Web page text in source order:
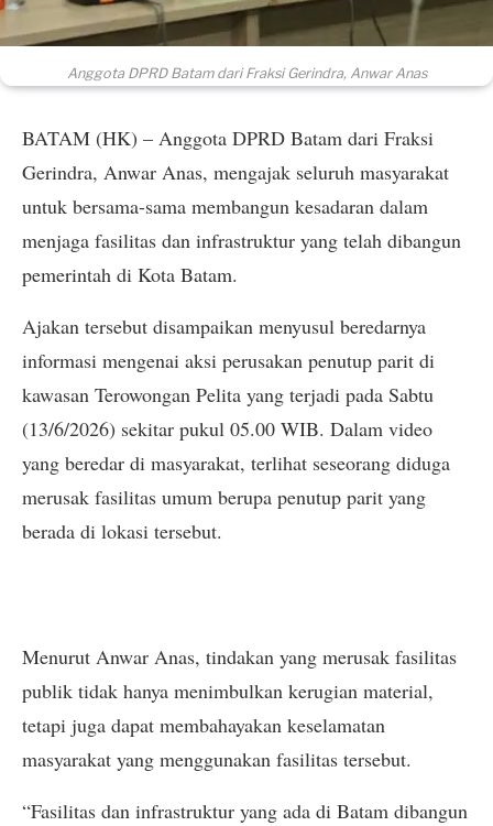
Anggota DPRD Batam dari Fraksi Gerindra, Anwar Anas
BATAM (HK) – Anggota DPRD Batam dari Fraksi
Gerindra, Anwar Anas, mengajak seluruh masyarakat
untuk bersama-sama membangun kesadaran dalam
menjaga fasilitas dan infrastruktur yang telah dibangun
pemerintah di Kota Batam.
Ajakan tersebut disampaikan menyusul beredarnya
informasi mengenai aksi perusakan penutup parit di
kawasan Terowongan Pelita yang terjadi pada Sabtu
(13/6/2026) sekitar pukul 05.00 WIB. Dalam video
yang beredar di masyarakat, terlihat seseorang diduga
merusak fasilitas umum berupa penutup parit yang
berada di lokasi tersebut.
Menurut Anwar Anas, tindakan yang merusak fasilitas
publik tidak hanya menimbulkan kerugian material,
tetapi juga dapat membahayakan keselamatan
masyarakat yang menggunakan fasilitas tersebut.
“Fasilitas dan infrastruktur yang ada di Batam dibangun